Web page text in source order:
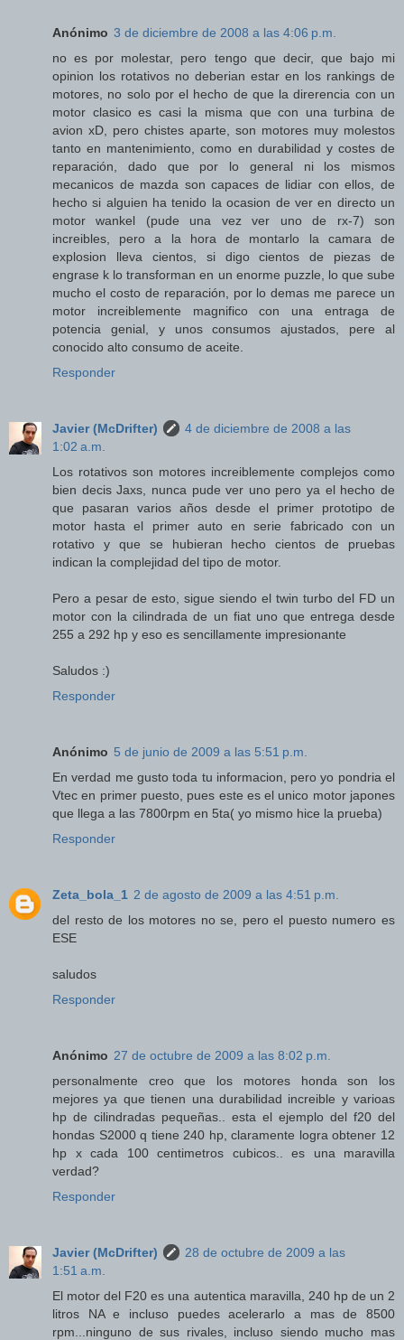
Anónimo 3 de diciembre de 2008 a las 4:06 p.m.
no es por molestar, pero tengo que decir, que bajo mi
opinion los rotativos no deberian estar en los rankings de
motores, no solo por el hecho de que la direrencia con un
motor clasico es casi la misma que con una turbina de
avion xD, pero chistes aparte, son motores muy molestos
tanto en mantenimiento, como en durabilidad y costes de
reparación, dado que por lo general ni los mismos
mecanicos de mazda son capaces de lidiar con ellos, de
hecho si alguien ha tenido la ocasion de ver en directo un
motor wankel (pude una vez ver uno de rx-7) son
increibles, pero a la hora de montarlo la camara de
explosion lleva cientos, si digo cientos de piezas de
engrase k lo transforman en un enorme puzzle, lo que sube
mucho el costo de reparación, por lo demas me parece un
motor increiblemente magnifico con una entraga de
potencia genial, y unos consumos ajustados, pere al
conocido alto consumo de aceite.
Responder
Javier (McDrifter)
4 de diciembre de 2008 a las
1:02 a.m.
Los rotativos son motores increiblemente complejos como
bien decis Jaxs, nunca pude ver uno pero ya el hecho de
que pasaran varios años desde el primer prototipo de
motor hasta el primer auto en serie fabricado con un
rotativo y que se hubieran hecho cientos de pruebas
indican la complejidad del tipo de motor.
Pero a pesar de esto, sigue siendo el twin turbo del FD un
motor con la cilindrada de un fiat uno que entrega desde
255 a 292 hp y eso es sencillamente impresionante
Saludos :)
Responder
Anónimo 5 de junio de 2009 a las 5:51 p.m.
En verdad me gusto toda tu informacion, pero yo pondria el
Vtec en primer puesto, pues este es el unico motor japones
que llega a las 7800rpm en 5ta( yo mismo hice la prueba)
Responder
Zeta_bola_1 2 de agosto de 2009 a las 4:51 p.m.
del resto de los motores no se, pero el puesto numero es
ESE
saludos
Responder
Anónimo 27 de octubre de 2009 a las 8:02 p.m.
personalmente creo que los motores honda son los
mejores ya que tienen una durabilidad increible y varioas
hp de cilindradas pequeñas.. esta el ejemplo del f20 del
hondas S2000 q tiene 240 hp, claramente logra obtener 12
hp x cada 100 centimetros cubicos.. es una maravilla
verdad?
Responder
Javier (McDrifter)
28 de octubre de 2009 a las
1:51 a.m.
El motor del F20 es una autentica maravilla, 240 hp de un 2
litros NA e incluso puedes acelerarlo a mas de 8500
rpm...ninguno de sus rivales, incluso siendo mucho mas